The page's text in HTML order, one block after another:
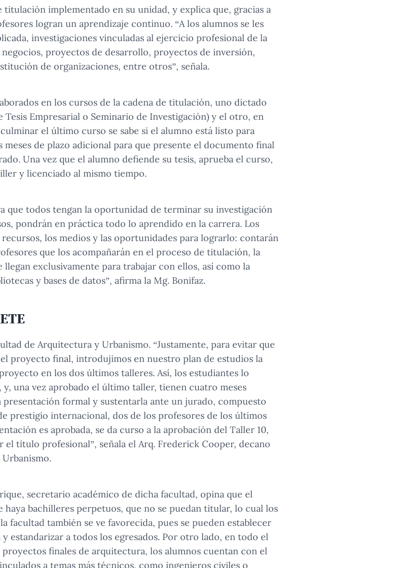
titulación implementado en su unidad, y explica que, gracias a
logran un aprendizaje continuo. “A los alumnos se les
investigaciones vinculadas al ejercicio profesional de la
proyectos de desarrollo, proyectos de inversión,
de organizaciones, entre otros”, señala.
en los cursos de la cadena de titulación, uno dictado
Empresarial o Seminario de Investigación) y el otro, en
el último curso se sabe si el alumno está listo para
meses de plazo adicional para que presente el documento final
Una vez que el alumno defiende su tesis, aprueba el curso,
y licenciado al mismo tiempo.
que todos tengan la oportunidad de terminar su investigación
pondrán en práctica todo lo aprendido en la carrera. Los
los medios y las oportunidades para lograrlo: contarán
que los acompañarán en el proceso de titulación, la
exclusivamente para trabajar con ellos, así como la
y bases de datos”, afirma la Mg. Bonifaz.
de Arquitectura y Urbanismo. “Justamente, para evitar que
proyecto final, introdujimos en nuestro plan de estudios la
en los dos últimos talleres. Así, los estudiantes lo
y, una vez aprobado el último taller, tienen cuatro meses
presentación formal y sustentarla ante un jurado, compuesto
prestigio internacional, dos de los profesores de los últimos
es aprobada, se da curso a la aprobación del Taller 10,
el título profesional”, señala el Arq. Frederick Cooper, decano
secretario académico de dicha facultad, opina que el
haya bachilleres perpetuos, que no se puedan titular, lo cual los
facultad también se ve favorecida, pues se pueden establecer
estandarizar a todos los egresados. Por otro lado, en todo el
finales de arquitectura, los alumnos cuentan con el
a temas más técnicos, como ingenieros civiles o